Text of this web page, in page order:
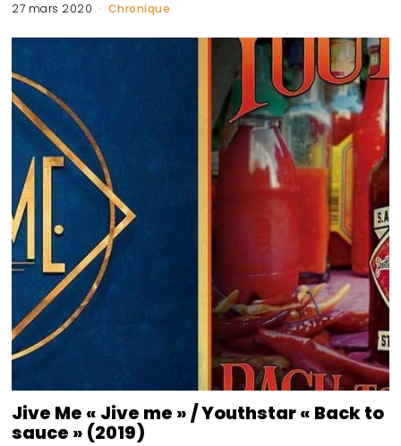
27 mars 2020 Chronique
Jive Me « Jive me » / Youthstar « Back to
sauce » (2019)